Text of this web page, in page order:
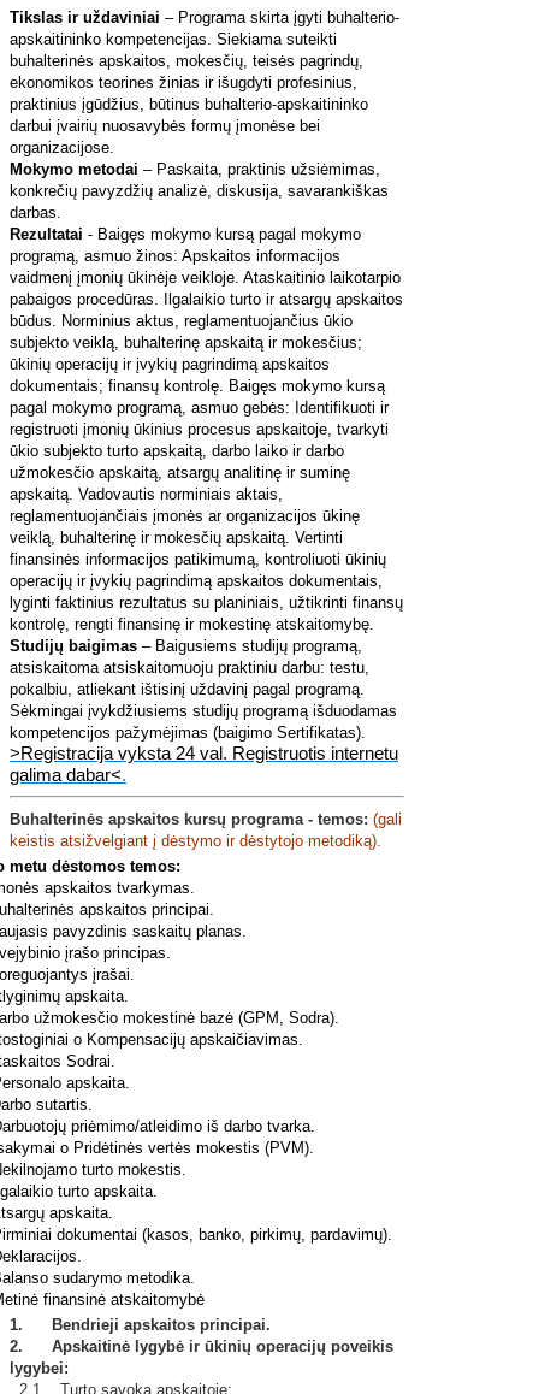
Tikslas ir uždaviniai – Programa skirta įgyti buhalterio-
apskaitininko kompetencijas. Siekiama suteikti
buhalterinės apskaitos, mokesčių, teisės pagrindų,
ekonomikos teorines žinias ir išugdyti profesinius,
praktinius įgūdžius, būtinus buhalterio-apskaitininko
darbui įvairių nuosavybės formų įmonėse bei
organizacijose.
Mokymo metodai – Paskaita, praktinis užsiėmimas,
konkrečių pavyzdžių analizė, diskusija, savarankiškas
darbas.
Rezultatai - Baigęs mokymo kursą pagal mokymo
programą, asmuo žinos: Apskaitos informacijos
vaidmenį įmonių ūkinėje veikloje. Ataskaitinio laikotarpio
pabaigos procedūras. Ilgalaikio turto ir atsargų apskaitos
būdus. Norminius aktus, reglamentuojančius ūkio
subjekto veiklą, buhalterinę apskaitą ir mokesčius;
ūkinių operacijų ir įvykių pagrindimą apskaitos
dokumentais; finansų kontrolę. Baigęs mokymo kursą
pagal mokymo programą, asmuo gebės: Identifikuoti ir
registruoti įmonių ūkinius procesus apskaitoje, tvarkyti
ūkio subjekto turto apskaitą, darbo laiko ir darbo
užmokesčio apskaitą, atsargų analitinę ir suminę
apskaitą. Vadovautis norminiais aktais,
reglamentuojančiais įmonės ar organizacijos ūkinę
veiklą, buhalterinę ir mokesčių apskaitą. Vertinti
finansinės informacijos patikimumą, kontroliuoti ūkinių
operacijų ir įvykių pagrindimą apskaitos dokumentais,
lyginti faktinius rezultatus su planiniais, užtikrinti finansų
kontrolę, rengti finansinę ir mokestinę atskaitomybę.
Studijų baigimas – Baigusiems studijų programą,
atsiskaitoma atsiskaitomuoju praktiniu darbu: testu,
pokalbiu, atliekant ištisinį uždavinį pagal programą.
Sėkmingai įvykdžiusiems studijų programą išduodamas
kompetencijos pažymėjimas (baigimo Sertifikatas).
>Registracija vyksta 24 val. Registruotis internetu
galima dabar<.
Buhalterinės apskaitos kursų programa - temos: (gali
keistis atsižvelgiant į dėstymo ir dėstytojo metodiką).
metu dėstomos temos:
apskaitos tvarkymas.
apskaitos principai.
pavyzdinis saskaitų planas.
įrašo principas.
įrašai.
apskaita.
užmokesčio mokestinė bazė (GPM, Sodra).
o Kompensacijų apskaičiavimas.
Sodrai.
apskaita.
sutartis.
priėmimo/atleidimo iš darbo tvarka.
o Pridėtinės vertės mokestis (PVM).
turto mokestis.
turto apskaita.
apskaita.
dokumentai (kasos, banko, pirkimų, pardavimų).
sudarymo metodika.
finansinė atskaitomybė
1. Bendrieji apskaitos principai.
2. Apskaitinė lygybė ir ūkinių operacijų poveikis
lygybei:
2.1. Turto sąvoka apskaitoje: